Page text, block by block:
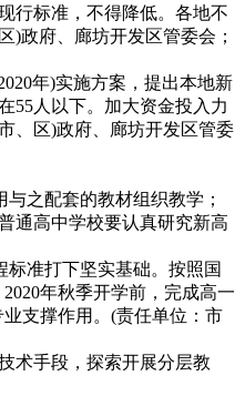
行标准，不得降低。各地不
)政府、廊坊开发区管委会；
年)实施方案，提出本地新
55人以下。加大资金投入力
、区)政府、廊坊开发区管委
之配套的教材组织教学；
通高中学校要认真研究新高
标准打下坚实基础。按照国
年秋季开学前，完成高一
支撑作用。(责任单位：市
术手段，探索开展分层教